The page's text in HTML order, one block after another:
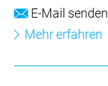
E-Mail senden
Mehr erfahren